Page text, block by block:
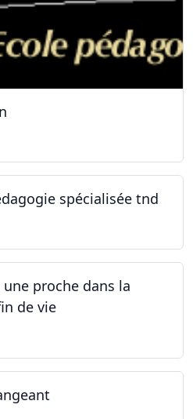
spécialisée tnd
proche dans la
de vie